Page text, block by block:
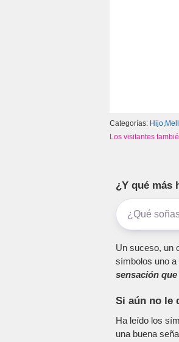
Categorías: Hijo,
Los visitantes
¿Y qué más
Un suceso, un
símbolos uno a
sensación
Si aún no le
Ha leído los
una buena